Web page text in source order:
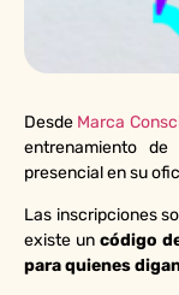
Desde Marca
entrenamiento
presencial en su
Las inscripciones
existe un código
para quienes